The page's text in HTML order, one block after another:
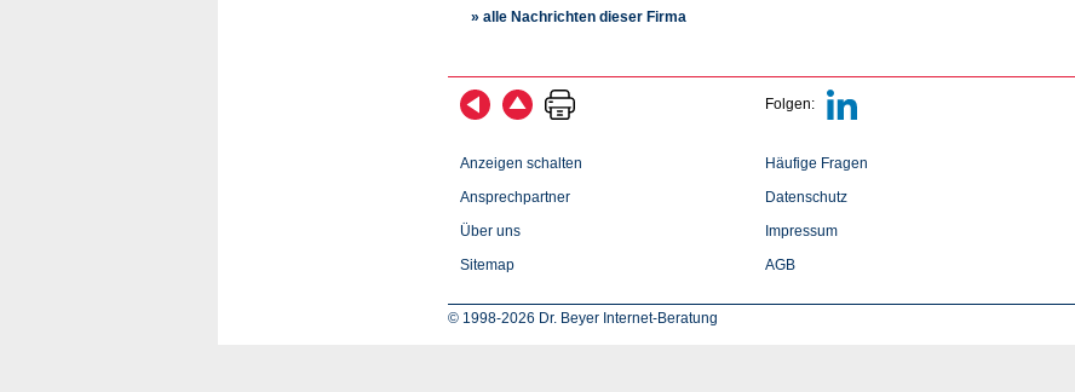
» alle Nachrichten dieser Firma
Folgen:
Anzeigen schalten
Ansprechpartner
Über uns
Sitemap
Häufige Fragen
Datenschutz
Impressum
AGB
© 1998-2026 Dr. Beyer Internet-Beratung